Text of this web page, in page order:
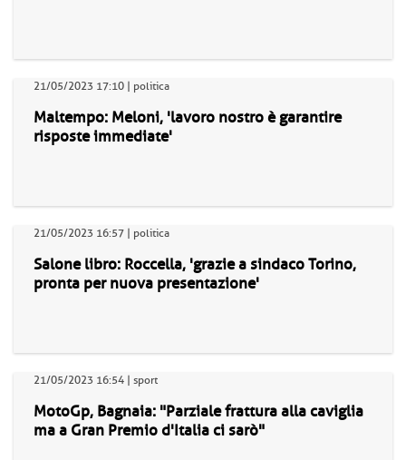
21/05/2023 17:10 | politica
Maltempo: Meloni, 'lavoro nostro è garantire
risposte immediate'
21/05/2023 16:57 | politica
Salone libro: Roccella, 'grazie a sindaco Torino,
pronta per nuova presentazione'
21/05/2023 16:54 | sport
MotoGp, Bagnaia: "Parziale frattura alla caviglia
ma a Gran Premio d'Italia ci sarò"